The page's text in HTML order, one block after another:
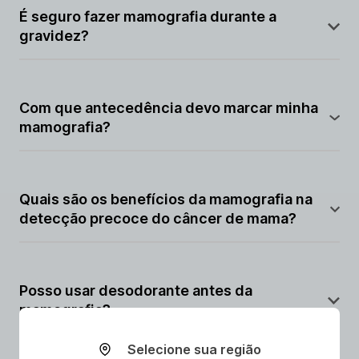
armazenamento de imagens e manipulação, mas
ambas as técnicas são eficazes na detecção de
câncer de mama.
É seguro fazer mamografia durante a
gravidez?
é baixa e geralmente é segura durante a gravidez se
necessário. No entanto, o uso deve ser
cuidadosamente considerado.
Com que antecedência devo marcar minha
mamografia?
algumas semanas de antecedência para garantir um
horário conveniente.
Quais são os benefícios da mamografia na
detecção precoce do câncer de mama?
tratamento bem-sucedido, permitindo intervenções
menos invasivas.
Posso usar desodorante antes da
mamografia?
Selecione sua região